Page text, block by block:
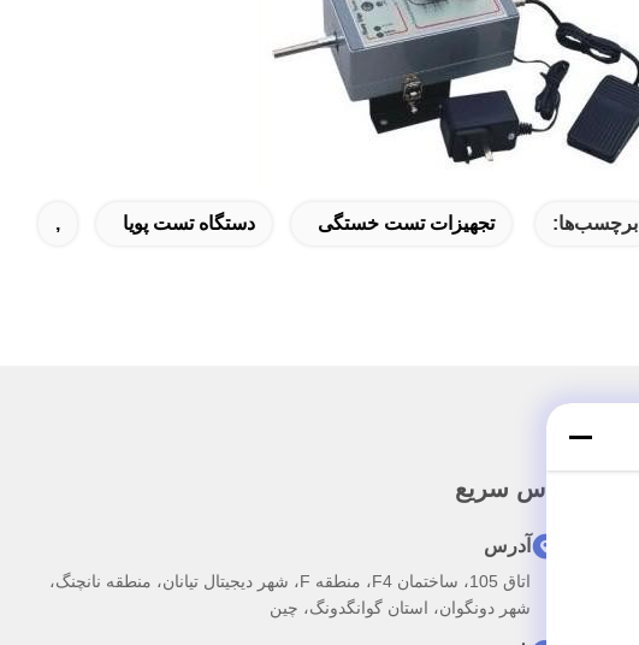
برچسب‌ها: تجهیزات تست خستگی دستگاه تست پویا ,
تماس سریع
آدرس
اتاق 105، ساختمان F4، منطقه F، شهر دیجیتال تیانان، منطقه نانچنگ،
شهر دونگوان، استان گوانگدونگ، چین